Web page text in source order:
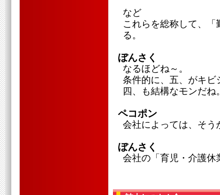
など
これらを総称して、
る。
ぼんさく
なるほどね～。
条件的に、五、がキビ
四、も結構なモンだね
ペコポン
会社によっては、そう
ぼんさく
会社の「育児・介護休